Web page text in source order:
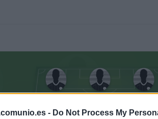
- Do Not Process My